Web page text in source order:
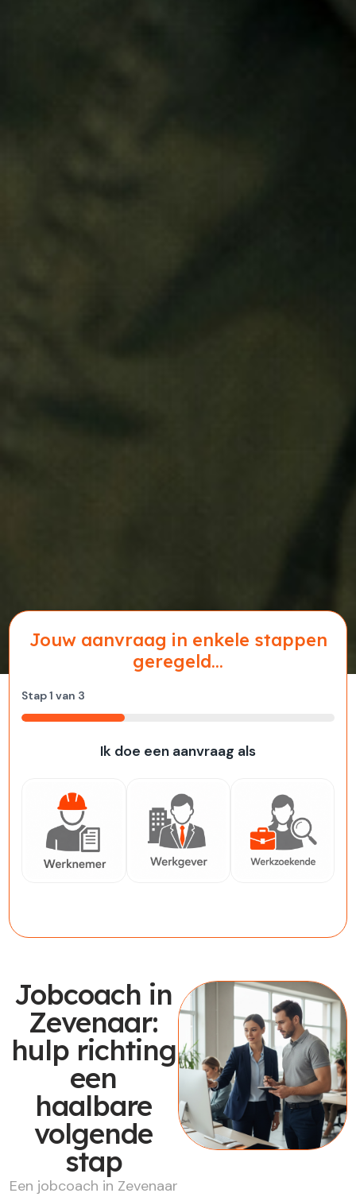
Jouw aanvraag in enkele stappen
geregeld...
Stap1 van 3
33%
Ik doe een aanvraag als
Jobcoach in
Zevenaar:
hulp richting
een
haalbare
volgende
stap
Een jobcoach in Zevenaar